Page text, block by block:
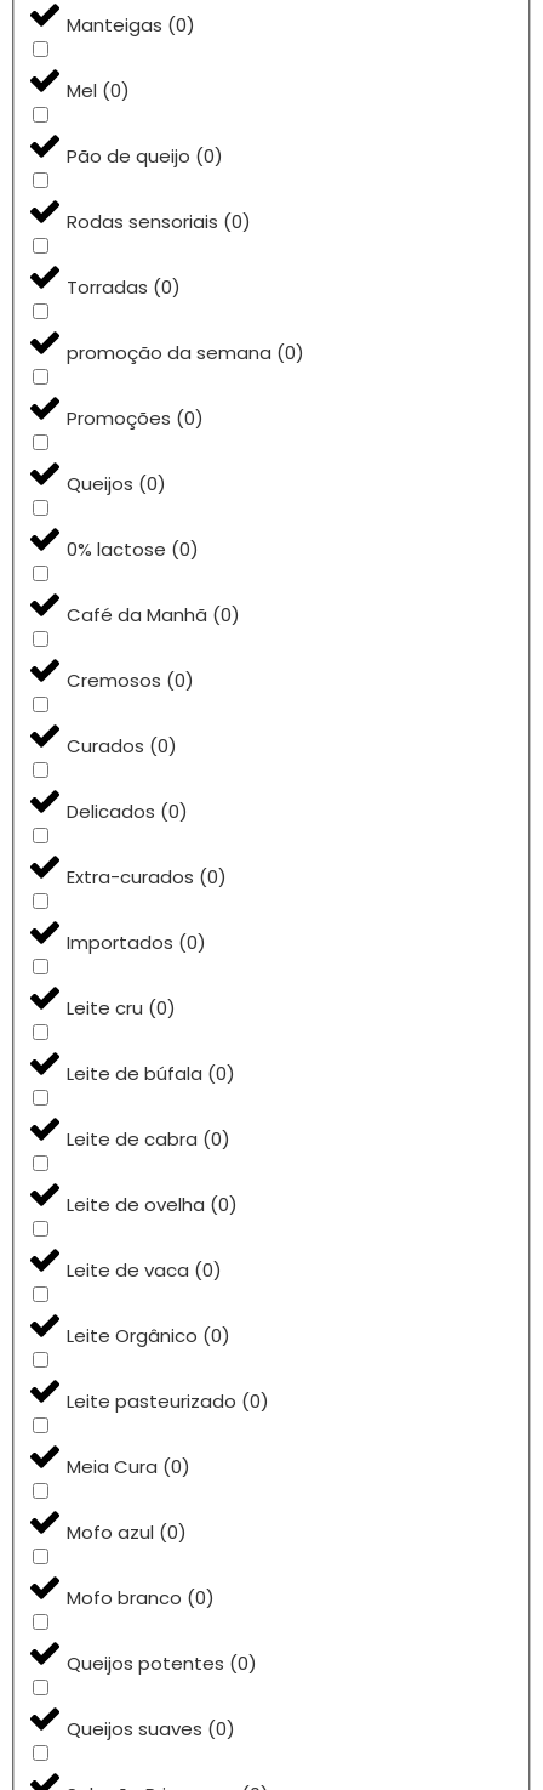
Manteigas (0)
Mel (0)
Pão de queijo (0)
Rodas sensoriais (0)
Torradas (0)
promoção da semana (0)
Promoções (0)
Queijos (0)
0% lactose (0)
Café da Manhã (0)
Cremosos (0)
Curados (0)
Delicados (0)
Extra-curados (0)
Importados (0)
Leite cru (0)
Leite de búfala (0)
Leite de cabra (0)
Leite de ovelha (0)
Leite de vaca (0)
Leite Orgânico (0)
Leite pasteurizado (0)
Meia Cura (0)
Mofo azul (0)
Mofo branco (0)
Queijos potentes (0)
Queijos suaves (0)